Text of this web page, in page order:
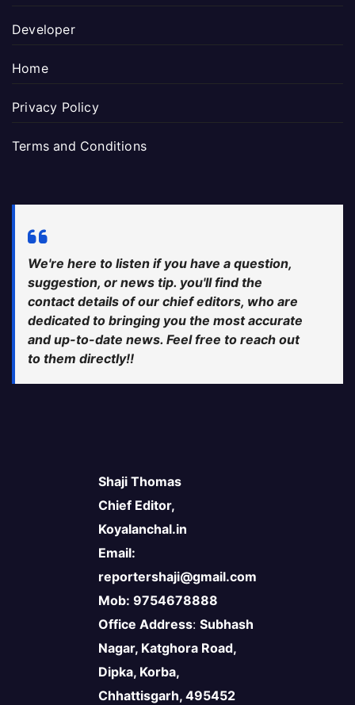
Developer
Home
Privacy Policy
Terms and Conditions
We're here to listen if you have a question,
suggestion, or news tip. you'll find the
contact details of our chief editors, who are
dedicated to bringing you the most accurate
and up-to-date news. Feel free to reach out
to them directly!!
Shaji Thomas
Chief Editor,
Koyalanchal.in
Email:
reportershaji@gmail.com
Mob: 9754678888
Office Address: Subhash
Nagar, Katghora Road,
Dipka, Korba,
Chhattisgarh, 495452